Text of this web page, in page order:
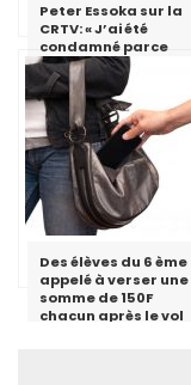
Peter Essoka sur la
CRTV: « J’ai été
condamné parce
que j’ai essayé de
critiquer le fait qu’il
ne faut pas utiliser
le discours de haine
»
Des élèves du 6 ème
appelé à verser une
somme de 150F
chacun après le vol